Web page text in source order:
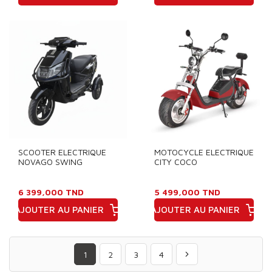
SCOOTER ELECTRIQUE
NOVAGO SWING
6 399,000 TND
AJOUTER AU PANIER
MOTOCYCLE ELECTRIQUE
CITY COCO
5 499,000 TND
AJOUTER AU PANIER
1 2 3 4